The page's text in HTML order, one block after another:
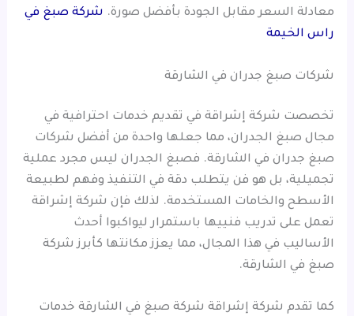
معادلة السعر مقابل الجودة بأفضل صورة. شركة صبغ في
راس الخيمة
شركات صبغ جدران في الشارقة
تخصصت شركة إشراقة في تقديم خدمات احترافية في
مجال صبغ الجدران، مما جعلها واحدة من أفضل شركات
صبغ جدران في الشارقة. فصبغ الجدران ليس مجرد عملية
تجميلية، بل هو فن يتطلب دقة في التنفيذ وفهم لطبيعة
الأسطح والخامات المستخدمة. لذلك فإن شركة إشراقة
تعمل على تدريب فنييها باستمرار ليواكبوا أحدث
الأساليب في هذا المجال، مما يعزز مكانتها كأبرز شركة
صبغ في الشارقة.
كما تقدم شركة إشراقة شركة صبغ في الشارقة خدمات